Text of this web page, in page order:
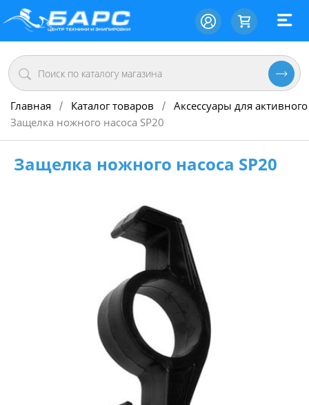
Главная / Каталог товаров / Аксессуары для
Защелка ножного насоса SP20
Защелка ножного насоса SP20